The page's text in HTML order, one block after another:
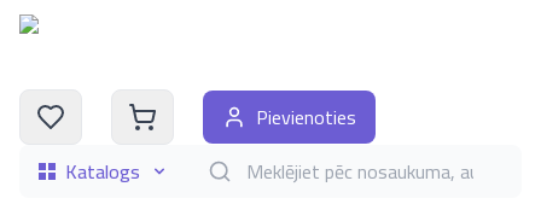
Katalogs Meklēt grāmatas pēc nosaukuma, autora,
Pievienoties